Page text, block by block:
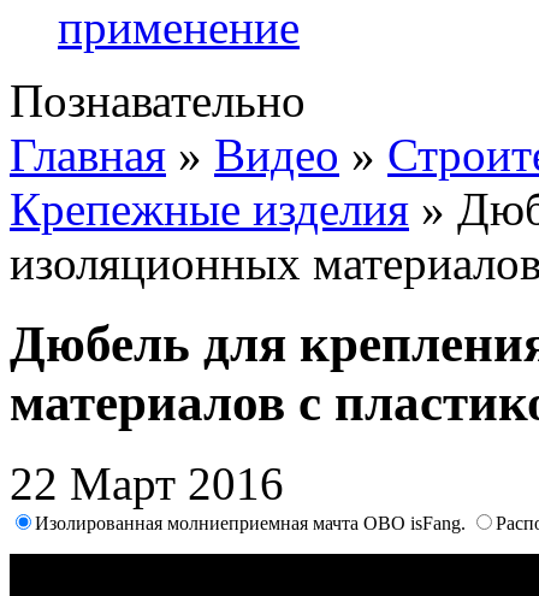
применение
Познавательно
Главная » Видео »
Крепежные изделия »
изоляционных
Дюбель для
материалов с
22 Март 2016
Изолированная молниеприемная мачта OBO isFang.